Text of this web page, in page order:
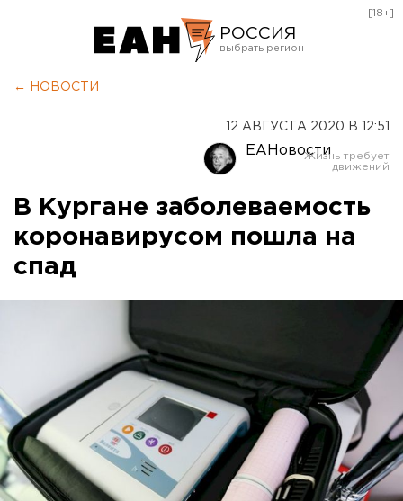
РОССИЯ
Оренбург
[18+]
← НОВОСТИ
12 АВГУСТА 2020 В 12:51
ЕАНовости
В Кургане заболеваемость
коронавирусом пошла на
спад